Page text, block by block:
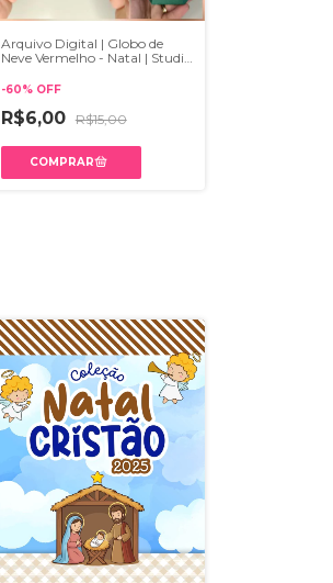
Arquivo Digital | Globo de
Neve Vermelho - Natal | Studio
-60% OFF
R$6,00 R$15,00